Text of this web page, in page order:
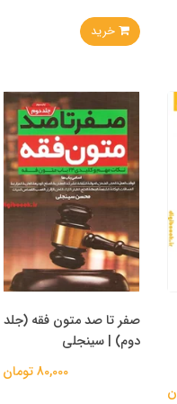
خرید
صفر تا صد متون فقه (جلد
دوم) | سینجلی
80,000 تومان